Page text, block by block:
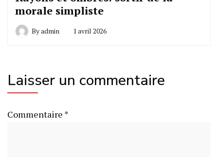
morale simpliste
Byadmin 1 avril 2026
Laisser un commentaire
Commentaire *